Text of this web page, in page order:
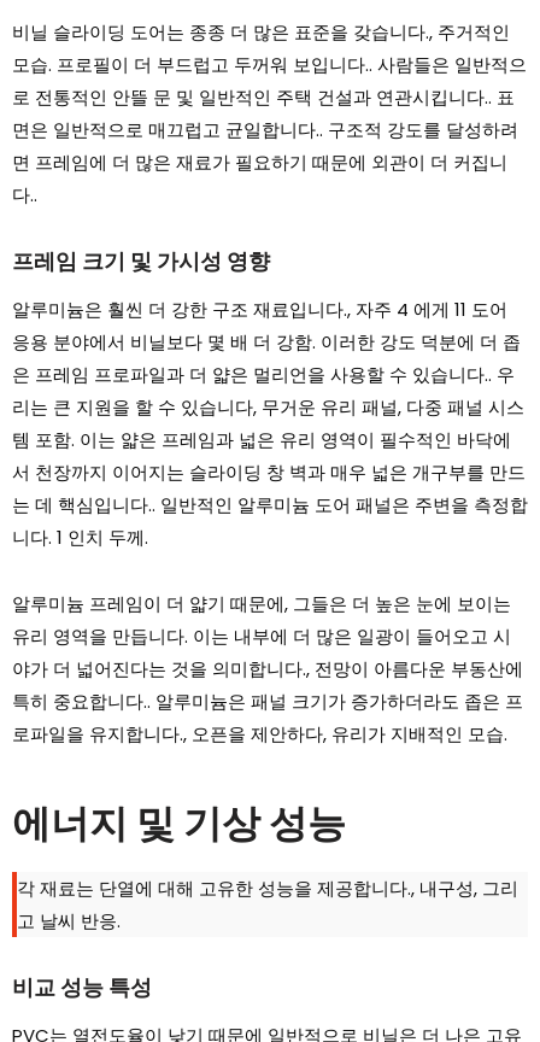
비닐 슬라이딩 도어는 종종 더 많은 표준을 갖습니다., 주거적인
모습. 프로필이 더 부드럽고 두꺼워 보입니다.. 사람들은 일반적으
로 전통적인 안뜰 문 및 일반적인 주택 건설과 연관시킵니다.. 표
면은 일반적으로 매끄럽고 균일합니다.. 구조적 강도를 달성하려
면 프레임에 더 많은 재료가 필요하기 때문에 외관이 더 커집니
다..
프레임 크기 및 가시성 영향
알루미늄은 훨씬 더 강한 구조 재료입니다., 자주 4 에게 11 도어
응용 분야에서 비닐보다 몇 배 더 강함. 이러한 강도 덕분에 더 좁
은 프레임 프로파일과 더 얇은 멀리언을 사용할 수 있습니다.. 우
리는 큰 지원을 할 수 있습니다, 무거운 유리 패널, 다중 패널 시스
템 포함. 이는 얇은 프레임과 넓은 유리 영역이 필수적인 바닥에
서 천장까지 이어지는 슬라이딩 창 벽과 매우 넓은 개구부를 만드
는 데 핵심입니다.. 일반적인 알루미늄 도어 패널은 주변을 측정합
니다. 1 인치 두께.
알루미늄 프레임이 더 얇기 때문에, 그들은 더 높은 눈에 보이는
유리 영역을 만듭니다. 이는 내부에 더 많은 일광이 들어오고 시
야가 더 넓어진다는 것을 의미합니다., 전망이 아름다운 부동산에
특히 중요합니다.. 알루미늄은 패널 크기가 증가하더라도 좁은 프
로파일을 유지합니다., 오픈을 제안하다, 유리가 지배적인 모습.
에너지 및 기상 성능
각 재료는 단열에 대해 고유한 성능을 제공합니다., 내구성, 그리
고 날씨 반응.
비교 성능 특성
PVC는 열전도율이 낮기 때문에 일반적으로 비닐은 더 나은 고유